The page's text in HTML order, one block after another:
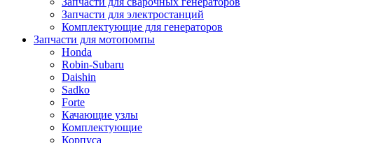
Запчасти для электростанций
Комплектующие для генераторов
Запчасти для мотопомпы
Honda
Robin-Subaru
Daishin
Sadko
Forte
Качающие узлы
Комплектующие
Корпуса